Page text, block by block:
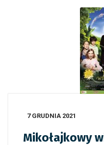
7 GRUDNIA 2021
Mikołajkowy